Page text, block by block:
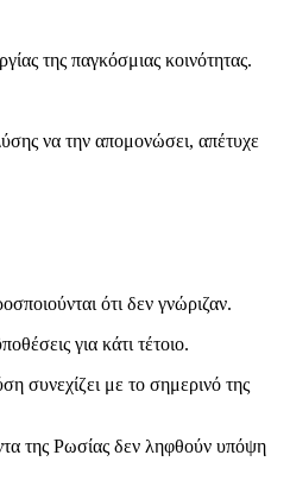
της παγκόσμιας κοινότητας.
να την απομονώσει, απέτυχε
ότι δεν γνώριζαν.
για κάτι τέτοιο.
συνεχίζει με το σημερινό της
της Ρωσίας δεν ληφθούν υπόψη